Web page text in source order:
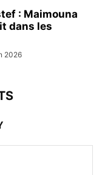
: Maimouna
dans les
2026